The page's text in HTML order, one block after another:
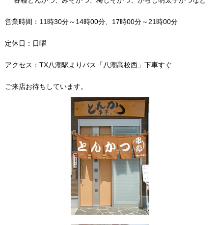
営業時間：11時30分～14時00分、17時00分～21時00分
定休日：日曜
アクセス：TX八潮駅よりバス「八潮高校西」下車すぐ
ご来店お待ちしています。